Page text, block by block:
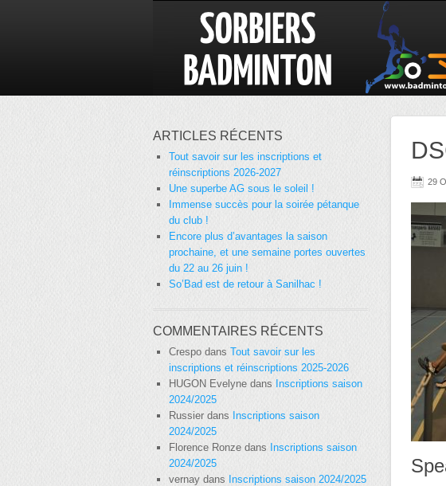
29
ARTICLES RÉCENTS
Tout savoir sur les inscriptions et
réinscriptions 2026-2027
Une superbe AG sous le soleil !
Immense succès pour la soirée pétanque
du club !
Encore plus d’avantages la saison
prochaine, et une semaine portes ouvertes
du 22 au 26 juin !
So’Bad est de retour à Sanilhac !
COMMENTAIRES RÉCENTS
Crespo dans Tout savoir sur les
inscriptions et réinscriptions 2025-2026
HUGON Evelyne dans
Inscriptions saison
2024/2025
Russier dans Inscriptions saison
2024/2025
Florence Ronze dans Inscriptions saison
2024/2025
vernay dans Inscriptions saison 2024/2025